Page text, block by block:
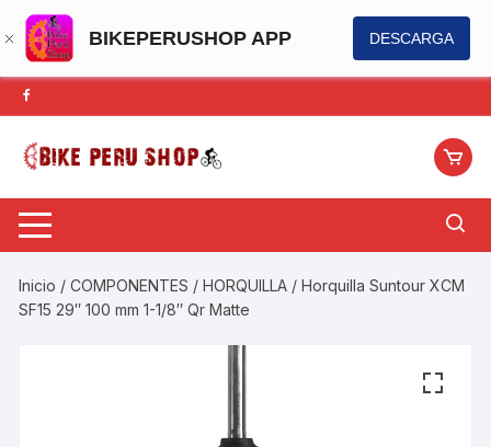
BIKEPERUSHOP APP DESCARGA
Saltar
al
contenido
Inicio /COMPONENTES /HORQUILLA / Horquilla Suntour XCM
SF15 29″ 100 mm 1-1/8″ Qr Matte